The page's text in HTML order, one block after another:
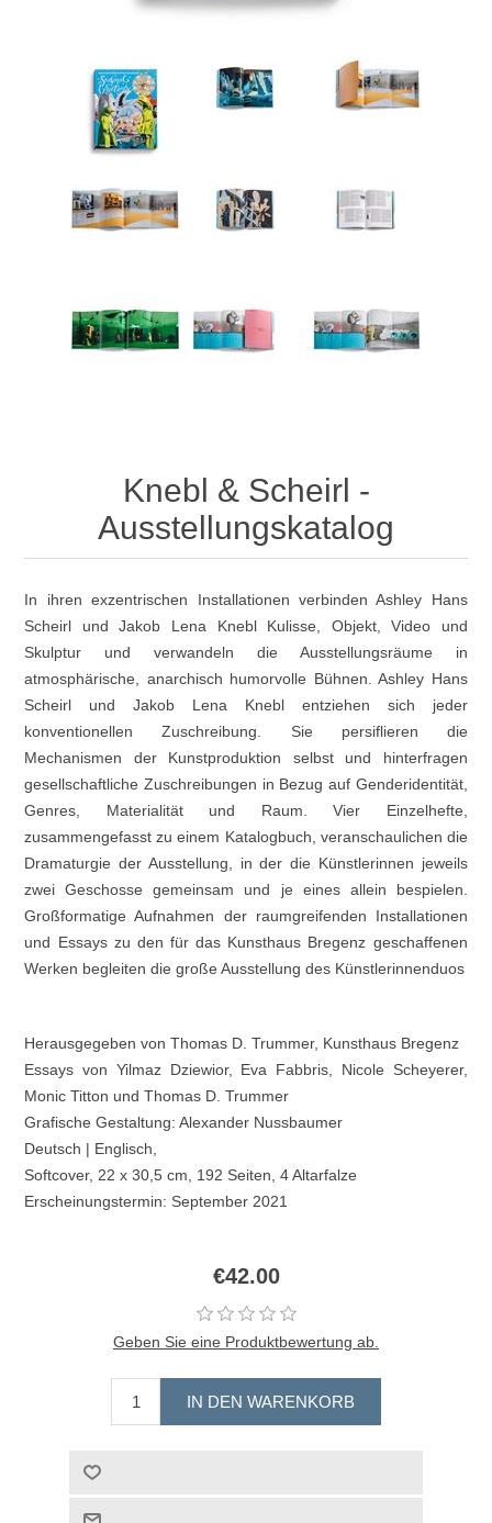
Knebl & Scheirl -
Ausstellungskatalog
In ihren exzentrischen Installationen verbinden Ashley Hans
Scheirl und Jakob Lena Knebl Kulisse, Objekt, Video und
Skulptur und verwandeln die Ausstellungsräume in
atmosphärische, anarchisch humorvolle Bühnen. Ashley Hans
Scheirl und Jakob Lena Knebl entziehen sich jeder
konventionellen Zuschreibung. Sie persiflieren die
Mechanismen der Kunstproduktion selbst und hinterfragen
gesellschaftliche Zuschreibungen in Bezug auf Genderidentität,
Genres, Materialität und Raum. Vier Einzelhefte,
zusammengefasst zu einem Katalogbuch, veranschaulichen die
Dramaturgie der Ausstellung, in der die Künstlerinnen jeweils
zwei Geschosse gemeinsam und je eines allein bespielen.
Großformatige Aufnahmen der raumgreifenden Installationen
und Essays zu den für das Kunsthaus Bregenz geschaffenen
Werken begleiten die große Ausstellung des Künstlerinnenduos
Herausgegeben von Thomas D. Trummer, Kunsthaus Bregenz
Essays von Yilmaz Dziewior, Eva Fabbris, Nicole Scheyerer,
Monic Titton und Thomas D. Trummer
Grafische Gestaltung: Alexander Nussbaumer
Deutsch | Englisch,
Softcover, 22 x 30,5 cm, 192 Seiten, 4 Altarfalze
Erscheinungstermin: September 2021
€42.00
Geben Sie eine Produktbewertung ab.